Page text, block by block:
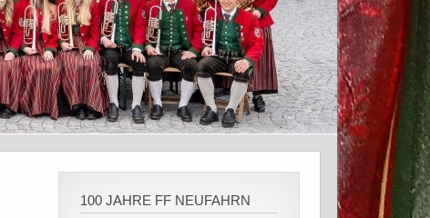
100 JAHRE FF NEUFAHRN